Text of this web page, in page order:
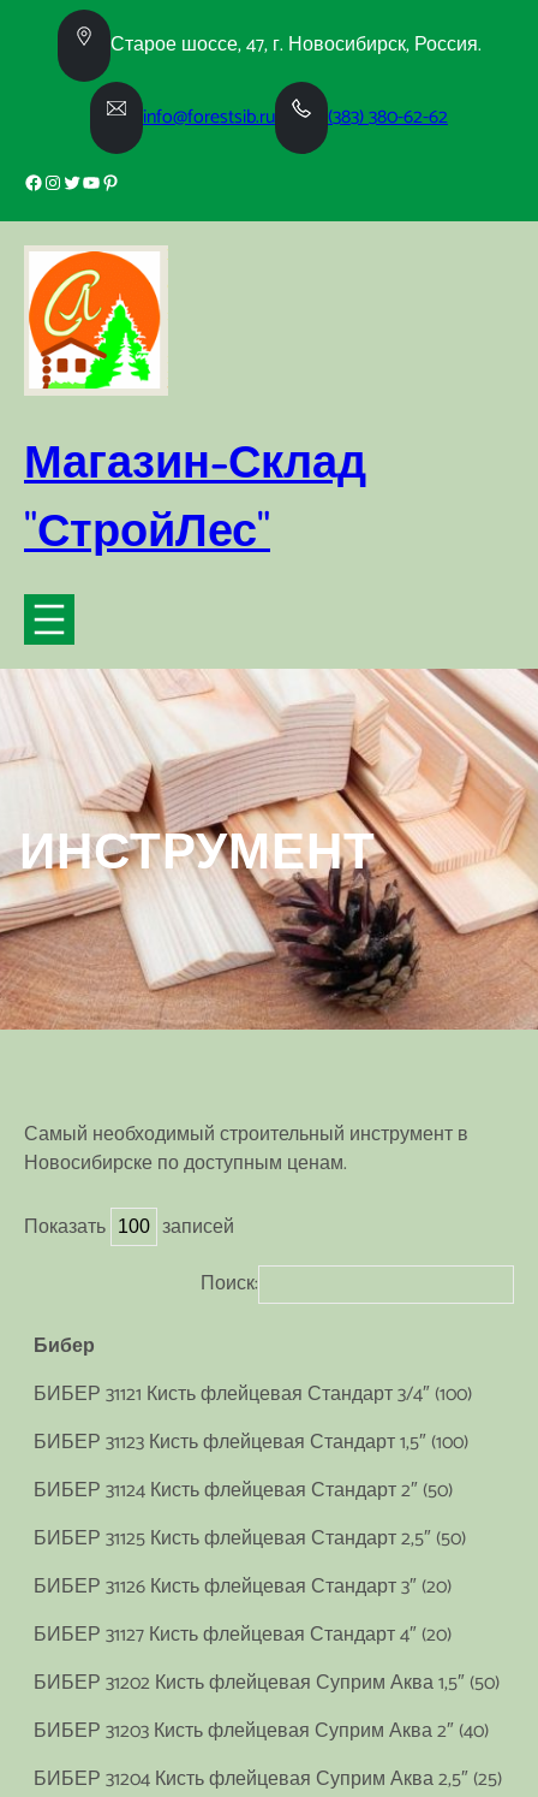
Перейти
содержимому
Старое шоссе, 47, г. Новосибирск, Россия.
info@forestsib.ru
(383) 380-62-62
Facebook
Instagram
Twitter
YouTube
Pinterest
Магазин-Склад
"СтройЛес"
ИНСТРУМЕНТ
Самый необходимый строительный инструмент в
Новосибирске по доступным ценам.
Показать
записей
Поиск:
Бибер
БИБЕР 31121 Кисть флейцевая Стандарт 3/4″ (100)
БИБЕР 31123 Кисть флейцевая Стандарт 1,5″ (100)
БИБЕР 31124 Кисть флейцевая Стандарт 2″ (50)
БИБЕР 31125 Кисть флейцевая Стандарт 2,5″ (50)
БИБЕР 31126 Кисть флейцевая Стандарт 3″ (20)
БИБЕР 31127 Кисть флейцевая Стандарт 4″ (20)
БИБЕР 31202 Кисть флейцевая Суприм Аква 1,5″ (50)
БИБЕР 31203 Кисть флейцевая Суприм Аква 2″ (40)
БИБЕР 31204 Кисть флейцевая Суприм Аква 2,5″ (25)